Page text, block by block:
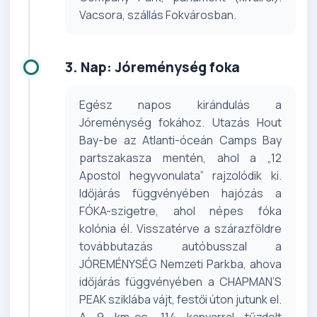
Vacsora, szállás Fokvárosban.
3. Nap: Jóreménység foka
Egész napos kirándulás a
Jóreménység fokához. Utazás Hout
Bay-be az Atlanti-óceán Camps Bay
partszakasza mentén, ahol a „12
Apostol hegyvonulata” rajzolódik ki.
Időjárás függvényében hajózás a
FÓKA-szigetre, ahol népes fóka
kolónia él. Visszatérve a szárazföldre
továbbutazás autóbusszal a
JÓREMÉNYSÉG Nemzeti Parkba, ahova
időjárás függvényében a CHAPMAN’S
PEAK sziklába vájt, festői úton jutunk el.